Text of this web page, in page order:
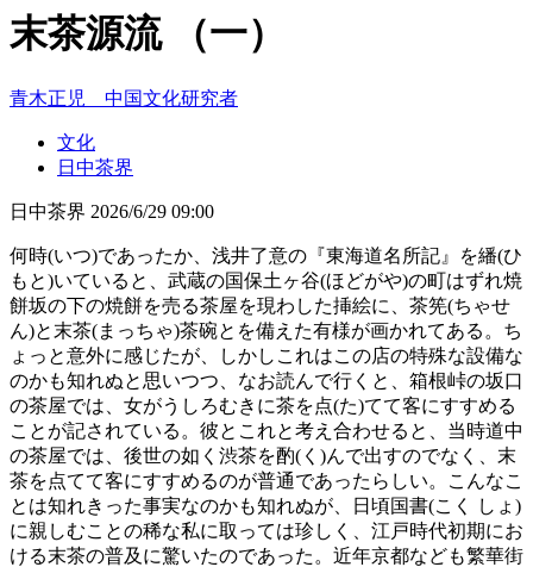
末茶源流 （一）
青木正児 中国文化研究者
文化
日中茶界
日中茶界 2026/6/29 09:00
何時(いつ)であったか、浅井了意の『東海道名所記』を繙(ひ
もと)いていると、武蔵の国保土ヶ谷(ほどがや)の町はずれ焼
餅坂の下の焼餅を売る茶屋を現わした挿絵に、茶筅(ちゃせ
ん)と末茶(まっちゃ)茶碗とを備えた有様が画かれてある。ち
ょっと意外に感じたが、しかしこれはこの店の特殊な設備な
のかも知れぬと思いつつ、なお読んで行くと、箱根峠の坂口
の茶屋では、女がうしろむきに茶を点(た)てて客にすすめる
ことが記されている。彼とこれと考え合わせると、当時道中
の茶屋では、後世の如く渋茶を酌(く)んで出すのでなく、末
茶を点てて客にすすめるのが普通であったらしい。こんなこ
とは知れきった事実なのかも知れぬが、日頃国書(こく しょ)
に親しむことの稀な私に取っては珍しく、江戸時代初期にお
ける末茶の普及に驚いたのであった。近年京都なども繁華街